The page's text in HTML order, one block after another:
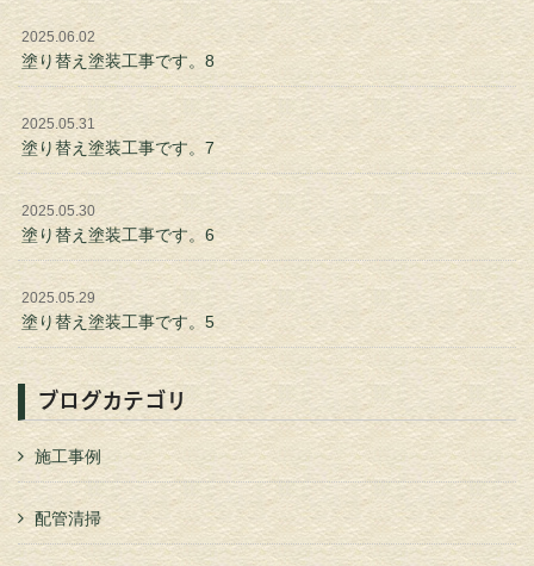
2025.06.02
塗り替え塗装工事です。8
2025.05.31
塗り替え塗装工事です。7
2025.05.30
塗り替え塗装工事です。6
2025.05.29
塗り替え塗装工事です。5
ブログカテゴリ
施工事例
配管清掃